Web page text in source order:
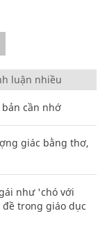
luận nhiều
cần nhớ
giác bằng thơ,
như 'chó với
trong giáo dục